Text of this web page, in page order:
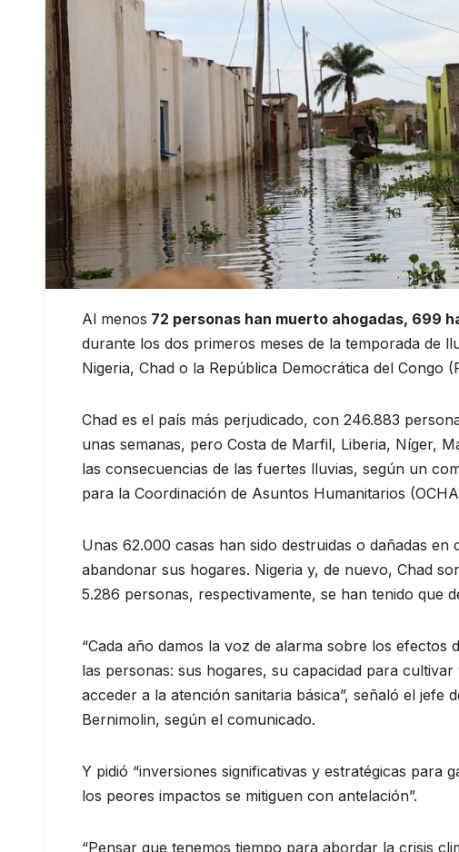
Al menos 72 personas han muerto ahogadas, 699
durante los dos primeros meses de la temporada de
Nigeria, Chad o la República Democrática del Congo
Chad es el país más perjudicado, con 246.883
unas semanas, pero Costa de Marfil, Liberia, Níger,
las consecuencias de las fuertes lluvias, según un
para la Coordinación de Asuntos Humanitarios
Unas 62.000 casas han sido destruidas o dañadas
abandonar sus hogares. Nigeria y, de nuevo, Chad
5.286 personas, respectivamente, se han tenido que
“Cada año damos la voz de alarma sobre los
las personas: sus hogares, su capacidad para
acceder a la atención sanitaria básica”, señaló el
Bernimolin, según el comunicado.
Y pidió “inversiones significativas y estratégicas para
los peores impactos se mitiguen con antelación”.
“Pensar que tenemos tiempo para abordar la crisis